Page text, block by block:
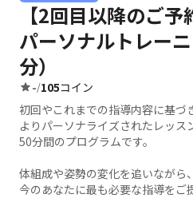
【2回目以降のご予
パーソナルトレー
分）
-/105コイン
初回やこれまでの指導内容に基づき
よりパーソナライズされたレッス
50分間のプログラムです。
体組成や姿勢の変化を追いながら、
今のあなたに最も必要な指導をご